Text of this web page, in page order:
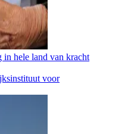
in hele land van kracht
voor